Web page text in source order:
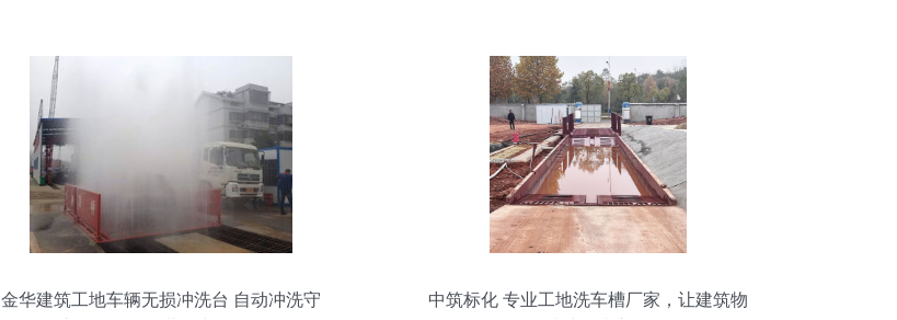
金华建筑工地车辆无损冲洗台 自动冲洗守
中筑标化 专业工地洗车槽厂家，让建筑物